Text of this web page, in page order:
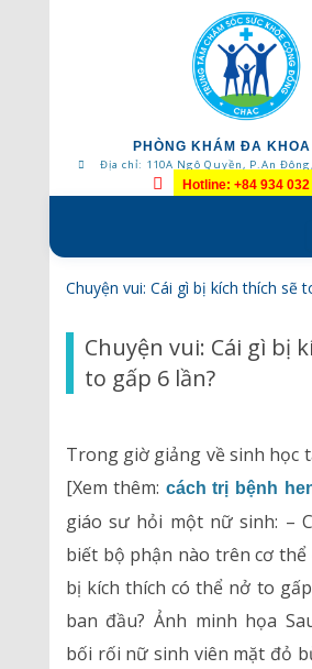
PHÒNG KHÁM ĐA
Địa chỉ: 110A Ngô Quyền, P.An
Hotline: +84 934
to
Chuyện vui: Cái gì bị kích thích sẽ
Chuyện vui: Cái gì bị
to gấp 6 lần?
Trong giờ giảng về sinh học
[Xem thêm: cách trị bệnh
giáo sư hỏi một nữ sinh: –
biết bộ phận nào trên cơ
bị kích thích có thể nở to
ban đầu? Ảnh minh họa
bối rối nữ sinh viên mặt đỏ